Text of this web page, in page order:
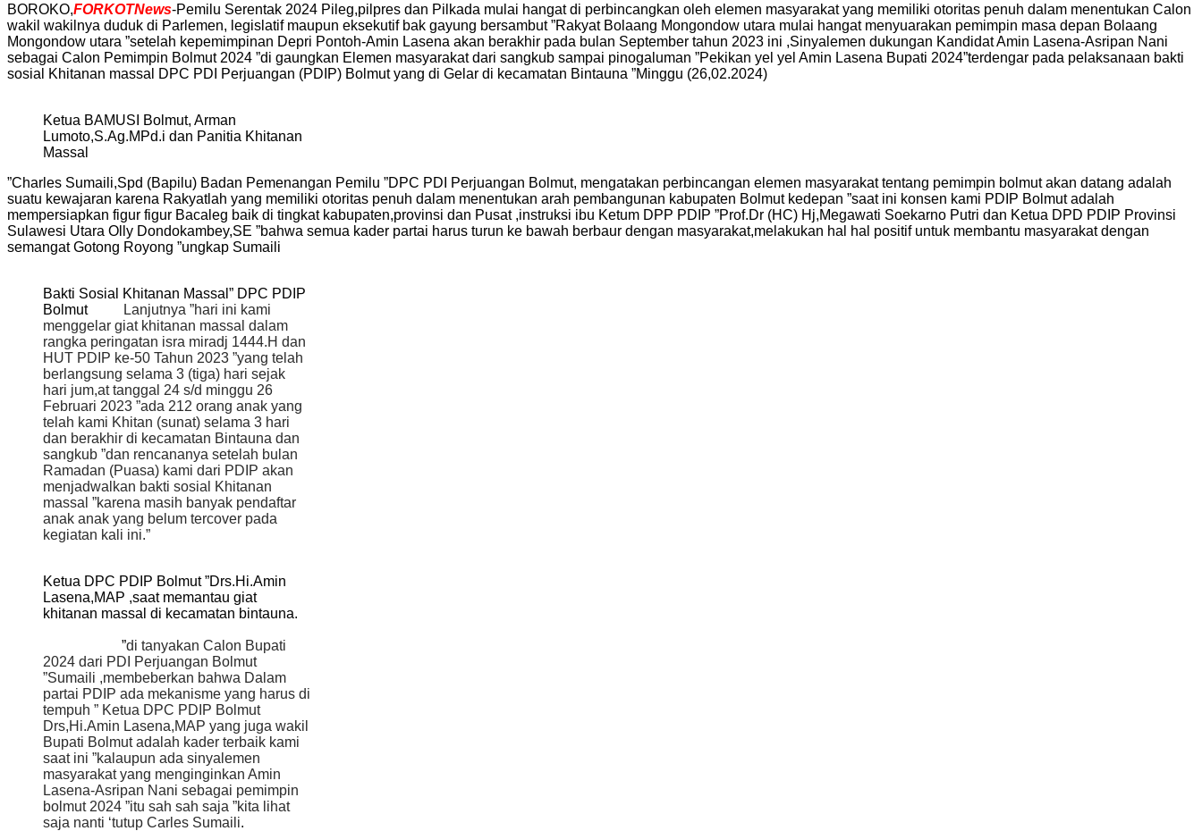
BOROKO,FORKOTNews-Pemilu Serentak 2024 Pileg,pilpres dan Pilkada mulai hangat di perbincangkan oleh elemen masyarakat yang memiliki otoritas penuh dalam menentukan Calon
wakil wakilnya duduk di Parlemen, legislatif maupun eksekutif bak gayung bersambut ”Rakyat Bolaang Mongondow utara mulai hangat menyuarakan pemimpin masa depan Bolaang
Mongondow utara ”setelah kepemimpinan Depri Pontoh-Amin Lasena akan berakhir pada bulan September tahun 2023 ini ,Sinyalemen dukungan Kandidat Amin Lasena-Asripan Nani
sebagai Calon Pemimpin Bolmut 2024 ”di gaungkan Elemen masyarakat dari sangkub sampai pinogaluman ”Pekikan yel yel Amin Lasena Bupati 2024”terdengar pada pelaksanaan bakti
sosial Khitanan massal DPC PDI Perjuangan (PDIP) Bolmut yang di Gelar di kecamatan Bintauna ”Minggu (26,02.2024)
Ketua BAMUSI Bolmut, Arman
Lumoto,S.Ag.MPd.i dan Panitia Khitanan
Massal
”Charles Sumaili,Spd (Bapilu) Badan Pemenangan Pemilu ”DPC PDI Perjuangan Bolmut, mengatakan perbincangan elemen masyarakat tentang pemimpin bolmut akan datang adalah
suatu kewajaran karena Rakyatlah yang memiliki otoritas penuh dalam menentukan arah pembangunan kabupaten Bolmut kedepan ”saat ini konsen kami PDIP Bolmut adalah
mempersiapkan figur figur Bacaleg baik di tingkat kabupaten,provinsi dan Pusat ,instruksi ibu Ketum DPP PDIP ”Prof.Dr (HC) Hj,Megawati Soekarno Putri dan Ketua DPD PDIP Provinsi
Sulawesi Utara Olly Dondokambey,SE ”bahwa semua kader partai harus turun ke bawah berbaur dengan masyarakat,melakukan hal hal positif untuk membantu masyarakat dengan
semangat Gotong Royong ”ungkap Sumaili
Bakti Sosial Khitanan Massal” DPC PDIP
Bolmut
Lanjutnya ”hari ini kami
menggelar giat khitanan massal dalam
rangka peringatan isra miradj 1444.H dan
HUT PDIP ke-50 Tahun 2023 ”yang telah
berlangsung selama 3 (tiga) hari sejak
hari jum,at tanggal 24 s/d minggu 26
Februari 2023 ”ada 212 orang anak yang
telah kami Khitan (sunat) selama 3 hari
dan berakhir di kecamatan Bintauna dan
sangkub ”dan rencananya setelah bulan
Ramadan (Puasa) kami dari PDIP akan
menjadwalkan bakti sosial Khitanan
massal ”karena masih banyak pendaftar
anak anak yang belum tercover pada
kegiatan kali ini.”
Ketua DPC PDIP Bolmut ”Drs.Hi.Amin
Lasena,MAP ,saat memantau giat
khitanan massal di kecamatan bintauna.
”di tanyakan Calon Bupati
2024 dari PDI Perjuangan Bolmut
”Sumaili ,membeberkan bahwa Dalam
partai PDIP ada mekanisme yang harus di
tempuh ” Ketua DPC PDIP Bolmut
Drs,Hi.Amin Lasena,MAP yang juga wakil
Bupati Bolmut adalah kader terbaik kami
saat ini ”kalaupun ada sinyalemen
masyarakat yang menginginkan Amin
Lasena-Asripan Nani sebagai pemimpin
bolmut 2024 ”itu sah sah saja ”kita lihat
saja nanti ‘tutup Carles Sumaili.